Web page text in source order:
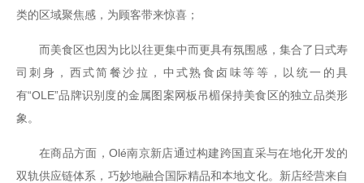
类的区域聚焦感，为顾客带来惊喜；
而美食区也因为比以往更集中而更具有氛围感，集合了日式寿
司刺身，西式简餐沙拉，中式熟食卤味等等，以统一的具
有“OLE”品牌识别度的金属图案网板吊楣保持美食区的独立品类形
象。
在商品方面，Olé南京新店通过构建跨国直采与在地化开发的
双轨供应链体系，巧妙地融合国际精品和本地文化。新店经营来自